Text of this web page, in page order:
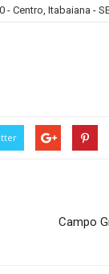
Centro, Itabaiana -
Campo